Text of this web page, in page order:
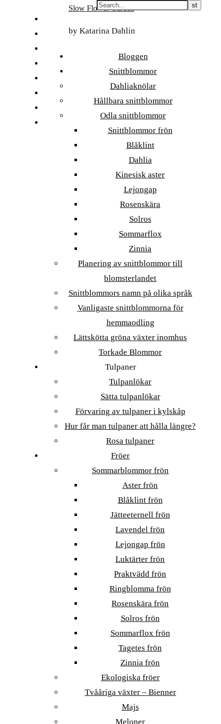
Slow Flower Garden
by Katarina Dahlin
Bloggen
Snittblommor
Dahliaknölar
Hållbara snittblommor
Odla snittblommor
Snittblommor frön
Blåklint
Dahlia
Kinesisk aster
Lejongap
Rosenskära
Solros
Sommarflox
Zinnia
Planering av snittblommor till
blomsterlandet
Snittblommors namn på olika språk
Vanligaste snittblommorna för
hemmaodling
Lättskötta gröna växter inomhus
Torkade Blommor
Tulpaner
Tulpanlökar
Sätta tulpanlökar
Förvaring av tulpaner i kylskåp
Hur får man tulpaner att hålla längre?
Rosa tulpaner
Fröer
Sommarblommor frön
Aster frön
Blåklint frön
Jätteeternell frön
Lavendel frön
Lejongap frön
Luktärter frön
Praktvädd frön
Ringblomma frön
Rosenskära frön
Solros frön
Sommarflox frön
Tagetes frön
Zinnia frön
Ekologiska fröer
Tvååriga växter – Bienner
Majs
Meloner